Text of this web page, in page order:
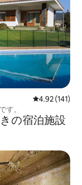
レビュー141
4.92 (141)
す。
の宿泊施設